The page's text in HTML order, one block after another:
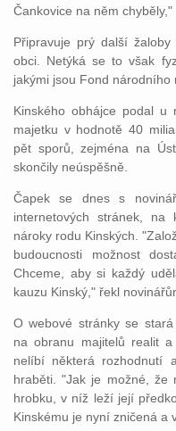
Čankovice na něm chyběly,"
Připravuje prý další
obci. Netýká se to však
jakými jsou Fond národního
Kinského obhájce podal u
majetku v hodnotě 40
pět sporů, zejména na
skončily neúspěšně.
Čapek se dnes s
internetových stránek,
nároky rodu Kinských.
budoucnosti možnost
Chceme, aby si každý
kauzu Kinský," řekl
O webové stránky se
na obranu majitelů realit
nelíbí některá rozhodnutí
hraběti. "Jak je možné, že
hrobku, v níž leží její
Kinskému je nyní zničená a